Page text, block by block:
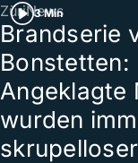
3 Min
ZüriNews
Brandserie
Bonstetten:
Angeklagte
wurden
skrupelloser